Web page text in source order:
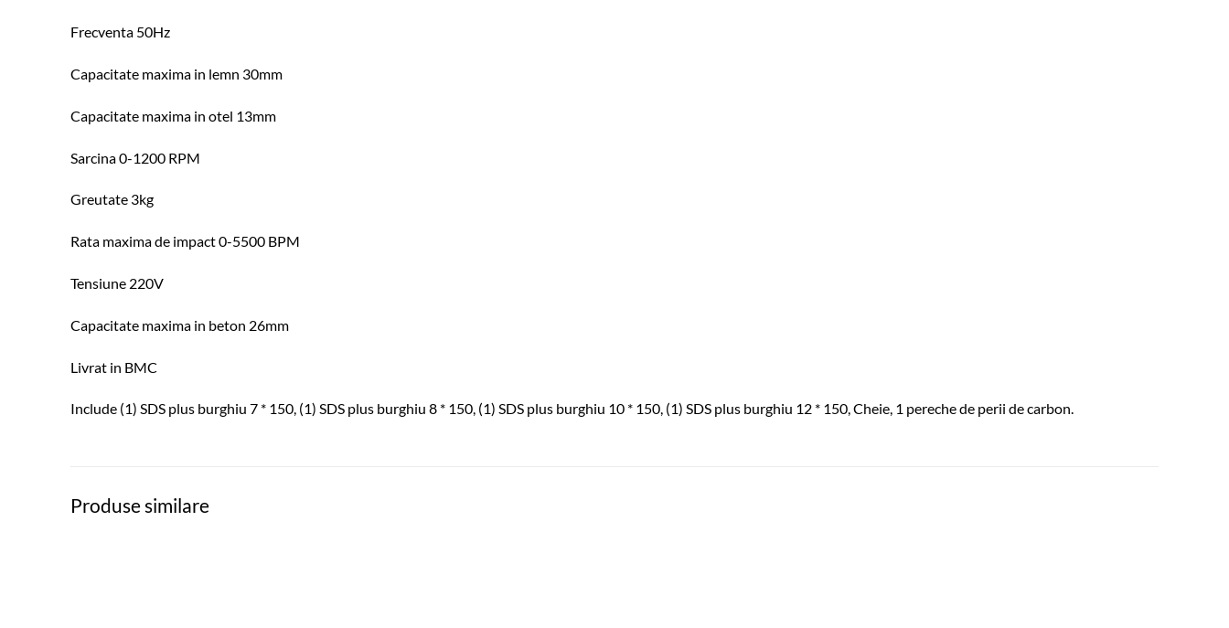
Frecventa 50Hz
Capacitate maxima in lemn 30mm
Capacitate maxima in otel 13mm
Sarcina 0-1200 RPM
Greutate 3kg
Rata maxima de impact 0-5500 BPM
Tensiune 220V
Capacitate maxima in beton 26mm
Livrat in BMC
Include (1) SDS plus burghiu 7 * 150, (1) SDS plus burghiu 8 * 150, (1) SDS plus burghiu 10 * 150, (1) SDS plus burghiu 12 * 150, Cheie, 1 pereche de perii de carbon.
Produse similare